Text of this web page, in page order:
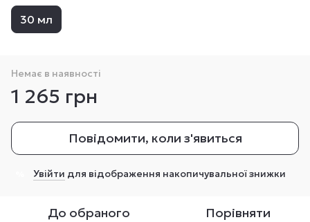
30 мл
Немає в наявності
1 265 грн
Повідомити, коли з'явиться
Увійти для відображення накопичувальної знижки
До обраного Порівняти